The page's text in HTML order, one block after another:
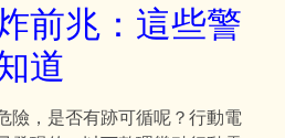
前兆：這些警
道
險，是否有跡可循呢？行動電